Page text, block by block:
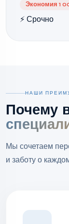
Экономия 1
⚡ Срочно
НАШИ
Почему
Мы сочетаем
и заботу о